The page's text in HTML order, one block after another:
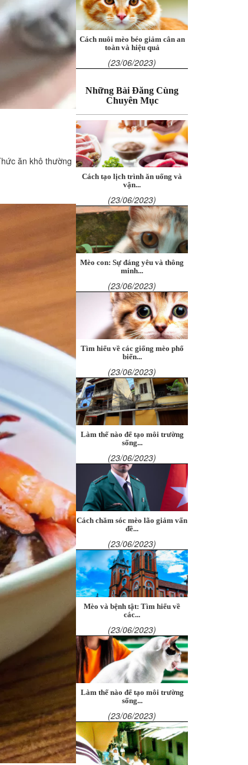
ăn khô thường
Cách nuôi mèo béo giảm cân an
toàn và hiệu quả
(23/06/2023)
Những Bài Đăng Cùng
Chuyên Mục
Cách tạo lịch trình ăn uống và
vận...
(23/06/2023)
Mèo con: Sự đáng yêu và thông
minh...
(23/06/2023)
Tìm hiểu về các giống mèo phổ
biến...
(23/06/2023)
Làm thế nào để tạo môi trường
sống...
(23/06/2023)
Cách chăm sóc mèo lão giảm vấn
đề...
(23/06/2023)
Mèo và bệnh tật: Tìm hiểu về
các...
(23/06/2023)
Làm thế nào để tạo môi trường
sống...
(23/06/2023)